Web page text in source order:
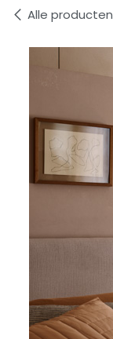
Alle producten